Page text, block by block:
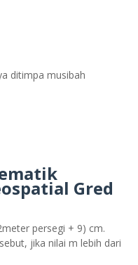
ditimpa musibah
Gred
persegi + 9) cm.
jika nilai m lebih dari